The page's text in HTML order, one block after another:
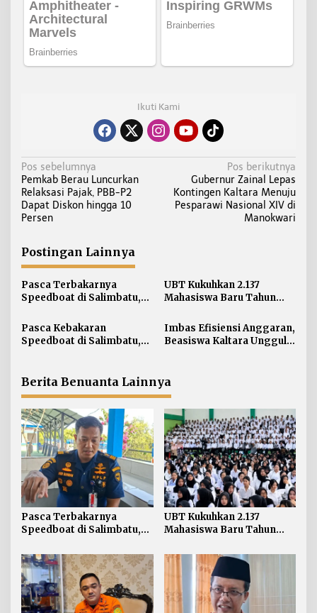
Ikuti Kami
N
a
v
i
a
s
i
p
o
s
Pos sebelumnya
Pemkab Berau Luncurkan
Relaksasi Pajak, PBB-P2
Dapat Diskon hingga 10
Persen
Pos berikutnya
Gubernur Zainal Lepas
Kontingen Kaltara Menuju
Pesparawi Nasional XIV di
Manokwari
Postingan Lainnya
Pasca Terbakarnya
Speedboat di Salimbatu,
Pengawasan dan Edukasi
Awak Kapal
UBT Kukuhkan 2.137
Mahasiswa Baru Tahun
Pasca Kebakaran
Speedboat di Salimbatu,
Keselamatan
Imbas Efisiensi Anggaran,
Beasiswa Kaltara Unggul
Berita Benuanta Lainnya
Pasca Terbakarnya
Speedboat di Salimbatu,
Pengawasan dan Edukasi
Awak Kapal
UBT Kukuhkan 2.137
Mahasiswa Baru Tahun